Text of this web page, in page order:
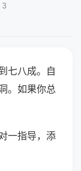
3
七八成。自
。如果你总
一指导，添